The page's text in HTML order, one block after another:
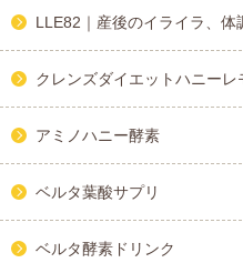
LLE82｜産後のイライラ、体
クレンズダイエットハニー
アミノハニー酵素
ベルタ葉酸サプリ
ベルタ酵素ドリンク